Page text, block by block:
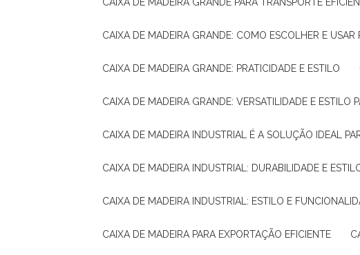
CAIXA DE MADEIRA GRANDE: COMO ESCOLHER E
CAIXA DE MADEIRA GRANDE: PRATICIDADE E ESTILO
CAIXA DE MADEIRA GRANDE: VERSATILIDADE E ESTILO
CAIXA DE MADEIRA INDUSTRIAL É A SOLUÇÃO IDEAL
CAIXA DE MADEIRA INDUSTRIAL: DURABILIDADE E
CAIXA DE MADEIRA INDUSTRIAL: ESTILO E
CAIXA DE MADEIRA PARA EXPORTAÇÃO EFICIENTE